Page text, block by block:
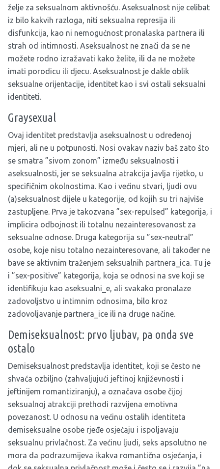
želje za seksualnom aktivnošću. Aseksualnost nije celibat
iz bilo kakvih razloga, niti seksualna represija ili
disfunkcija, kao ni nemogućnost pronalaska partnera ili
strah od intimnosti. Aseksualnost ne znači da se ne
možete rodno izražavati kako želite, ili da ne možete
imati porodicu ili djecu. Aseksualnost je dakle oblik
seksualne orijentacije, identitet kao i svi ostali seksualni
identiteti.
Graysexual
Ovaj identitet predstavlja aseksualnost u određenoj
mjeri, ali ne u potpunosti. Nosi ovakav naziv baš zato što
se smatra ”sivom zonom” između seksualnosti i
aseksualnosti, jer se seksualna atrakcija javlja rijetko, u
specifičnim okolnostima. Kao i većinu stvari, ljudi ovu
(a)seksualnost dijele u kategorije, od kojih su tri najviše
zastupljene. Prva je takozvana ”sex-repulsed” kategorija, i
implicira odbojnost ili totalnu nezainteresovanost za
seksualne odnose. Druga kategorija su ”sex-neutral”
osobe, koje nisu totalno nezainteresovane, ali također ne
bave se aktivnim traženjem seksualnih partnera_ica. Tu je
i ”sex-positive” kategorija, koja se odnosi na sve koji se
identifikuju kao aseksualni_e, ali svakako pronalaze
zadovoljstvo u intimnim odnosima, bilo kroz
zadovoljavanje partnera_ice ili na druge načine.
Demiseksualnost: prvo ljubav, pa onda sve
ostalo
Demiseksualnost predstavlja identitet, koji se često ne
shvaća ozbiljno (zahvaljujući jeftinoj književnosti i
jeftinijem romantiziranju), a označava osobe čijoj
seksualnoj atrakciji prethodi razvijena emotivna
povezanost. U odnosu na većinu ostalih identiteta
demiseksualne osobe rjeđe osjećaju i ispoljavaju
seksualnu privlačnost. Za većinu ljudi, seks apsolutno ne
mora da podrazumijeva ikakva romantična osjećanja, i